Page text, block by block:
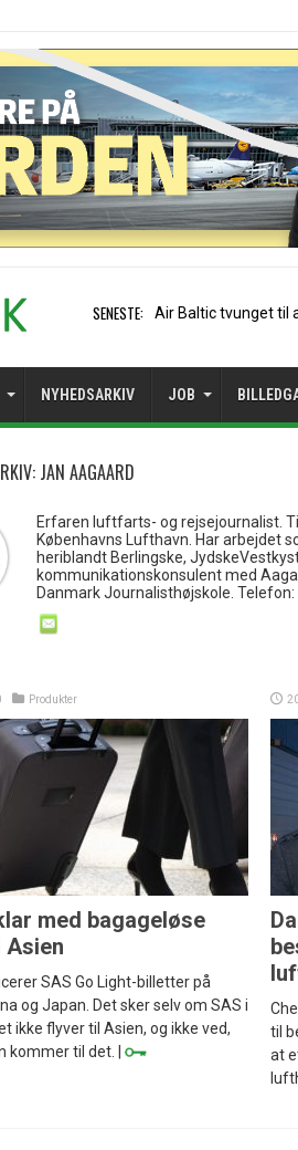
SENESTE: Stockholm-Arlanda
NYHEDSARKIV JOB
JAN AAGAARD
Erfaren luftfarts- og rejsejournalist.
Københavns Lufthavn. Har arbejdet
heriblandt Berlingske,
kommunikationskonsulent med
Danmark Journalisthøjskole. Telefon:
Produkter
med bagageløse
SAS Go Light-billetter på
og Japan. Det sker selv om SAS i
ikke flyver til Asien, og ikke ved,
kommer til det. |
til
at